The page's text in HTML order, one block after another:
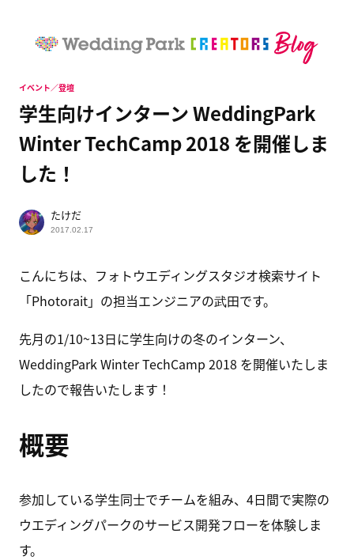
学生向けインターン WeddingPark
Winter TechCamp 2018 を開催しま
した！
イベント／登壇
たけだ
2017.02.17
こんにちは、フォトウエディングスタジオ検索サイト
「Photorait」の担当エンジニアの武田です。
先月の1/10~13日に学生向けの冬のインターン、
WeddingPark Winter TechCamp 2018 を開催いたしま
したので報告いたします！
概要
参加している学生同士でチームを組み、4日間で実際の
ウエディングパークのサービス開発フローを体験しま
す。